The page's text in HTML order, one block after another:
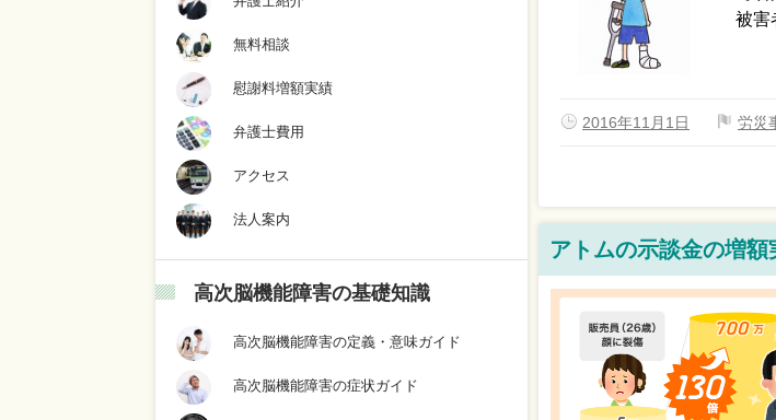
被害
2016年11月1日 労災
アトムの示談金の増額
無料相談
慰謝料増額実績
弁護士費用
アクセス
法人案内
高次脳機能障害の基礎知識
高次脳機能障害の定義・意味ガイド
高次脳機能障害の症状ガイド